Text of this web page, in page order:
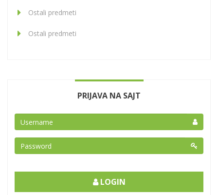
Ostali predmeti
Ostali predmeti
PRIJAVA NA SAJT
LOGIN